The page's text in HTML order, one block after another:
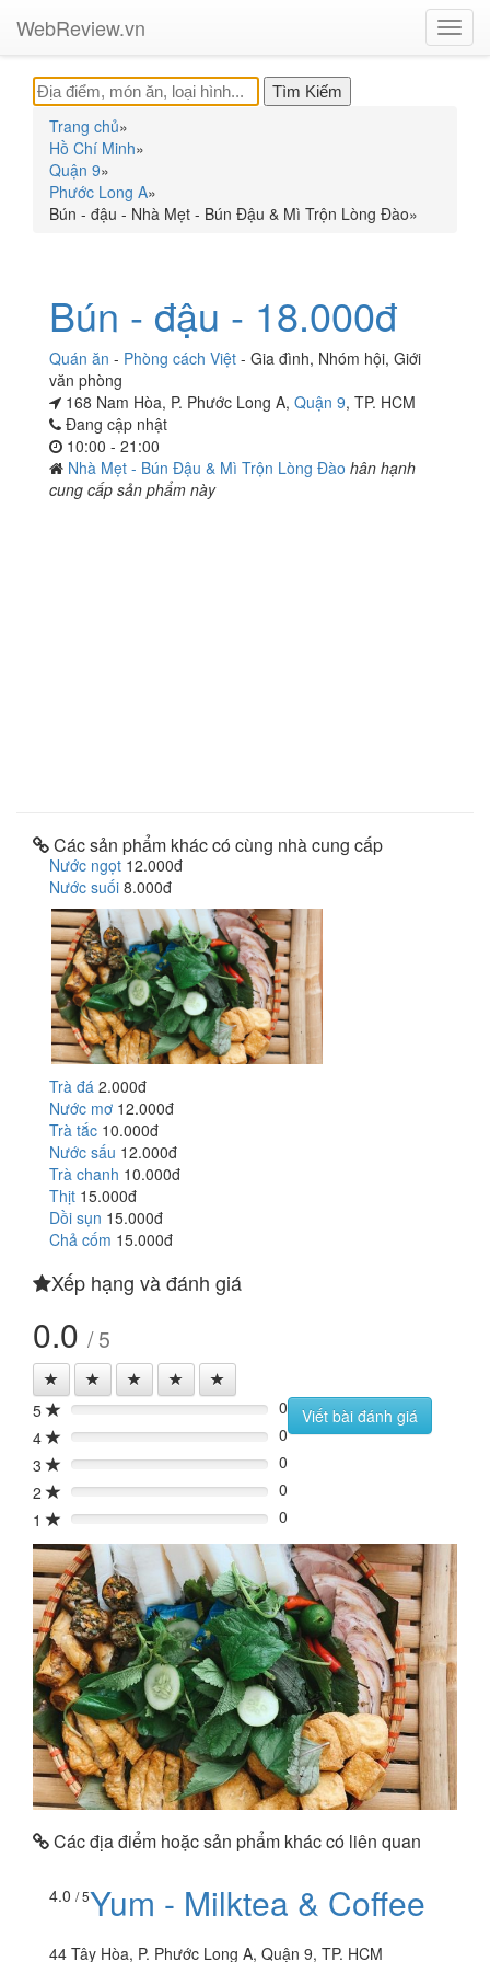
WebReview.vn
Trang chủ»
Hồ Chí Minh»
Quận 9»
Phước Long A»
Bún - đậu - Nhà Mẹt - Bún Đậu & Mì Trộn Lòng Đào»
Bún - đậu - 18.000đ
Quán ăn - Phòng cách Việt - Gia đình, Nhóm hội, Giới
văn phòng
168 Nam Hòa, P. Phước Long A, Quận 9, TP. HCM
Đang cập nhật
10:00 - 21:00
Nhà Mẹt - Bún Đậu & Mì Trộn Lòng Đào hân hạnh
cung cấp sản phẩm này
Các sản phẩm khác có cùng nhà cung cấp
Nước ngọt 12.000đ
Nước suối 8.000đ
Trà đá 2.000đ
Nước mơ 12.000đ
Trà tắc 10.000đ
Nước sấu 12.000đ
Trà chanh 10.000đ
Thịt 15.000đ
Dồi sụn 15.000đ
Chả cốm 15.000đ
Xếp hạng và đánh giá
0.0 / 5
5 0%
0
4
0%
0
3
0%
0
2
0%
0
1
0% 0
Viết bài đánh giá
Các địa điểm hoặc sản phẩm khác có liên quan
4.0 / 5Yum - Milktea & Coffee
44 Tây Hòa, P. Phước Long A, Quận 9, TP. HCM